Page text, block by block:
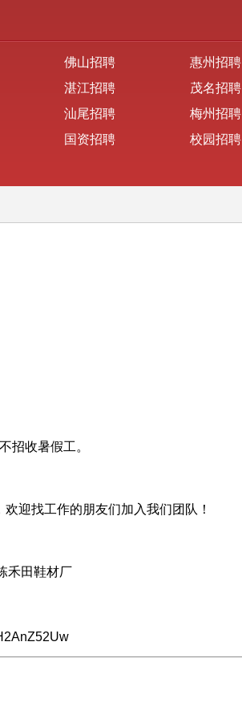
佛山招聘 惠州招聘
湛江招聘 茂名招聘
汕尾招聘 梅州招聘
国资招聘 校园招聘
招收暑假工。
迎找工作的朋友们加入我们团队！
禾田鞋材厂